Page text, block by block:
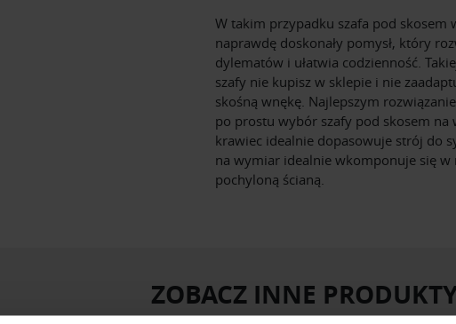
W takim przypadku szafa pod skosem
naprawdę doskonały pomysł, który
dylematów i ułatwia codzienność.
szafy nie kupisz w sklepie i nie
skośną wnękę. Najlepszym
po prostu wybór szafy pod skosem na
krawiec idealnie dopasowuje strój do
na wymiar idealnie wkomponuje się w
pochyloną ścianą.
ZOBACZ INNE